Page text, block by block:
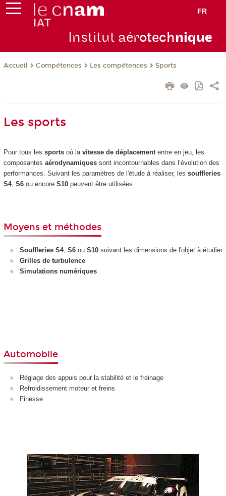
FR
Institut aérotechnique
Accueil Compétences Les compétences Sports
Les sports
Pour tous les sports où la vitesse de déplacemententre en jeu, les
composantes aérodynamiquessont incontournables dans l’évolution des
performances. Suivant les paramètres de l'étude à réaliser, les souffleries
S4, S6ou encore S10peuvent être utilisées.
Moyens et méthodes
Souffleries S4, S6 ou S10 suivant les dimensions de l'objet à étudier
Grilles de turbulence
Simulations numériques
Automobile
Réglage des appuis pour la stabilité et le freinage
Refroidissement moteur et freins
Finesse